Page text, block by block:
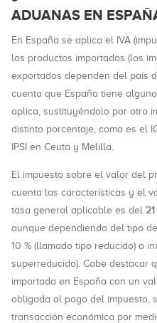
ADUANAS EN
En España se aplica el IVA
los productos importados (los
exportados dependen del país
cuenta que España tiene
aplica, sustituyéndolo por otro
distinto porcentaje, como es el
IPSI en Ceuta y Melilla.
El impuesto sobre el valor del
cuenta las características y el
tasa general aplicable es del
aunque dependiendo del tipo
10 % (llamado tipo reducido) o
superreducido). Cabe destacar
importada en España con un
obligada al pago del impuesto,
transacción económica por